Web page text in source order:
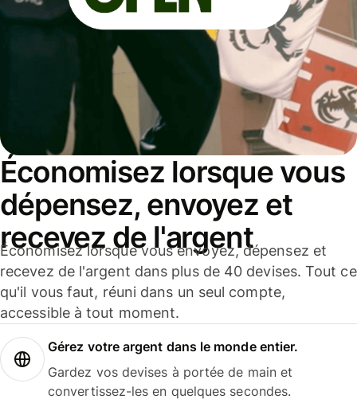
Économisez lorsque vous
dépensez, envoyez et
recevez de l'argent
Économisez lorsque vous envoyez, dépensez et
recevez de l'argent dans plus de 40 devises. Tout ce
qu'il vous faut, réuni dans un seul compte,
accessible à tout moment.
Gérez votre argent dans le monde entier.
Gardez vos devises à portée de main et
convertissez-les en quelques secondes.